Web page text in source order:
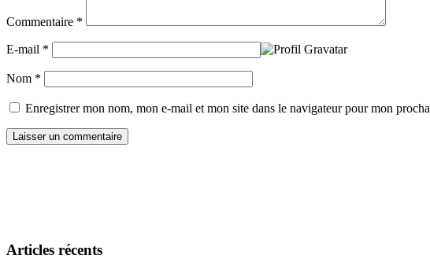
Commentaire *
E-mail *
Nom *
Enregistrer mon nom, mon e-mail et mon site dans le navigateur pour mon
Articles récents